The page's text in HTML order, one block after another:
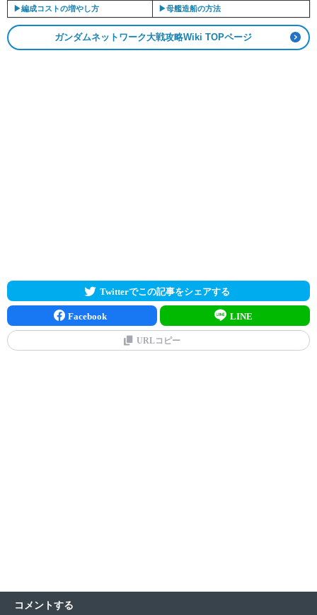
▶︎編成コストの増やし方
▶︎母艦造船の方法
ガンダムネットワーク大戦攻略Wiki TOPページ
Twitterでこの記事をシェアする
Facebook LINE
URLコピー
コメントする